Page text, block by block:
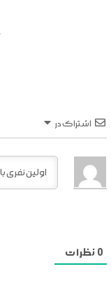
اشتراک در
0 نظرات